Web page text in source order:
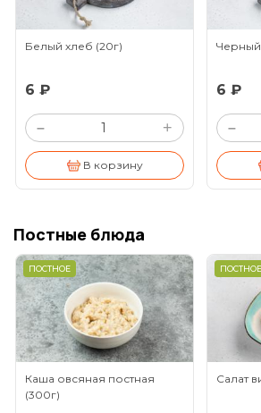
Белый хлеб (20г)
6 ₽
– +
В корзину
6 ₽
–
Постные блюда
ПОСТНОЕ
Каша овсяная постная
(300г)
ПОСТНОЕ
Салат